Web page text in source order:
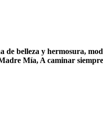
belleza y hermosura,
Mía, A caminar